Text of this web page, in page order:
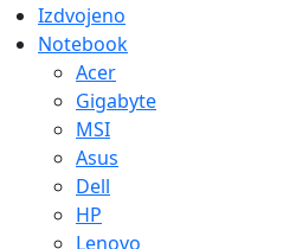
Izdvojeno
Notebook
Acer
Gigabyte
MSI
Asus
Dell
HP
Lenovo